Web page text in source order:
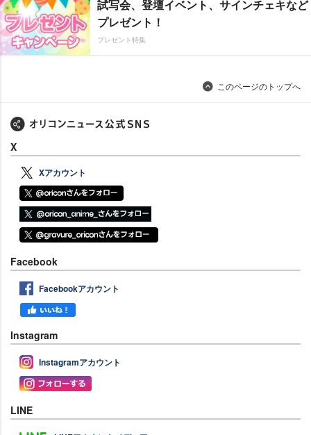
試写会、登壇イベント、サインチェキなど
プレゼント！
プレゼント特集
このページのトップへ
X
Xアカウント
Facebook
Facebookアカウント
Instagram
Instagramアカウント
LINE